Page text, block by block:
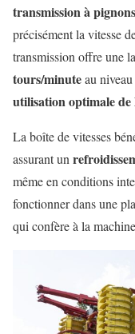
transmission à
précisément la vitesse
transmission offre une
tours/minuteau
utilisation optimale
La boîte de vitesses
assurant un
même en conditions
fonctionner dans une
qui confère à la